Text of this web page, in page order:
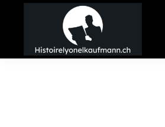
principal
barreHistoire